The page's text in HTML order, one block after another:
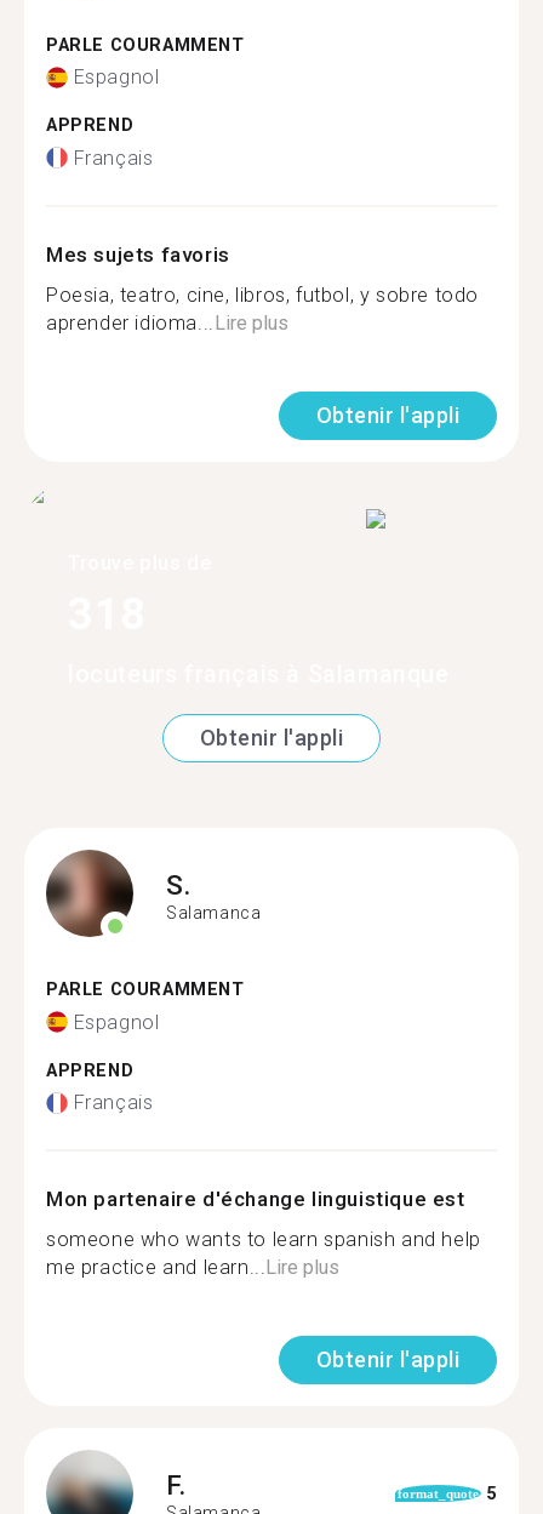
PARLE COURAMMENT
Espagnol
APPREND
Français
Mes sujets favoris
Poesia, teatro, cine, libros, futbol, y sobre todo
aprender idioma... Lire plus
Obtenir l'appli
Obtenir l'appli
S.
Salamanca
PARLE COURAMMENT
Espagnol
APPREND
Français
Mon partenaire d'échange linguistique est
someone who wants to learn spanish and help
me practice and learn...Lire plus
Obtenir l'appli
F. format_quote 5